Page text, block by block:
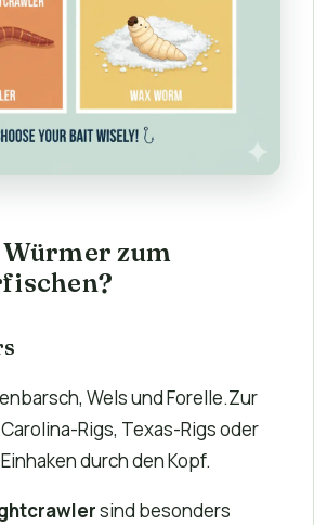
zum
Wels und Forelle.Zur
Rigs, Texas-Rigs oder
durch den Kopf.
sind besonders